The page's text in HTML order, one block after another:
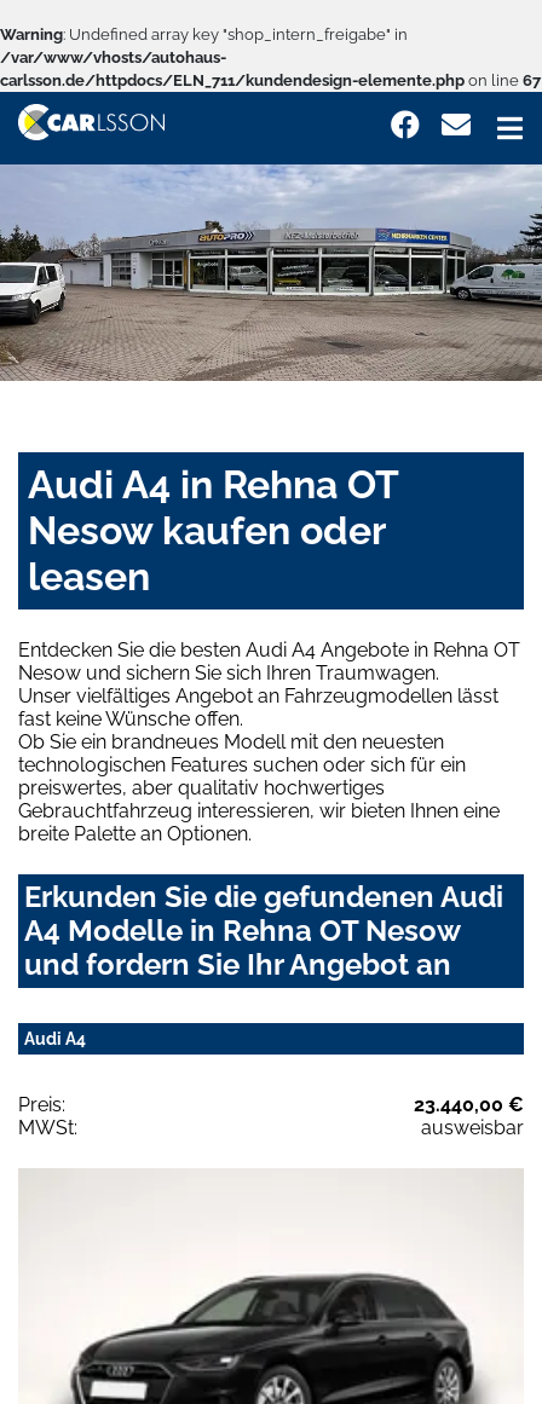
Warning: Undefined array key "shop_intern_freigabe" in
/var/www/vhosts/autohaus-
carlsson.de/httpdocs/ELN_711/kundendesign-elemente.php on line 67
Audi A4 in Rehna OT
Nesow kaufen oder
leasen
Entdecken Sie die besten Audi A4 Angebote in Rehna OT
Nesow und sichern Sie sich Ihren Traumwagen.
Unser vielfältiges Angebot an Fahrzeugmodellen lässt
fast keine Wünsche offen.
Ob Sie ein brandneues Modell mit den neuesten
technologischen Features suchen oder sich für ein
preiswertes, aber qualitativ hochwertiges
Gebrauchtfahrzeug interessieren, wir bieten Ihnen eine
breite Palette an Optionen.
Erkunden Sie die gefundenen Audi
A4 Modelle in Rehna OT Nesow
und fordern Sie Ihr Angebot an
Audi A4
Preis:
23.440,00 €
MWSt:
ausweisbar